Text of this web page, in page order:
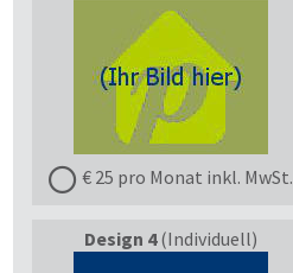
€ 25 pro Monat inkl. MwSt.
Design 4(Individuell)